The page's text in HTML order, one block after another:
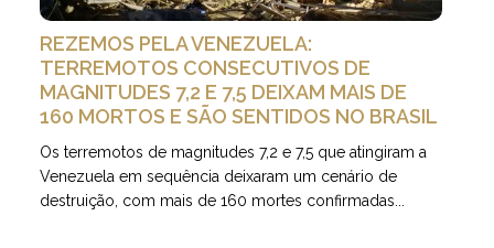
REZEMOS PELA VENEZUELA:
TERREMOTOS CONSECUTIVOS DE
MAGNITUDES 7,2 E 7,5 DEIXAM MAIS DE
160 MORTOS E SÃO SENTIDOS NO BRASIL
Os terremotos de magnitudes 7,2 e 7,5 que atingiram a
Venezuela em sequência deixaram um cenário de
destruição, com mais de 160 mortes confirmadas...